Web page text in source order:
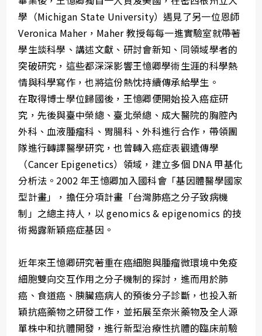
學（Michigan State University）遇見了另一位恩師
Veronica Maher，Maher 教授每每一進實驗室就帶著
學生談科學、講述文獻、研討會新知、同領域學者的
突破研究，這些都深深影響王憶卿學術生涯的科學熱
情與科學寫作，也將這份熱忱持續傳承給學生。
在取得博士學位歸國後，王憶卿便開始投入癌症研
究，先後與臺中榮總、臺北榮總、成大醫院的胸腔內
外科、血液腫瘤科、胃腸科、外科進行合作，帶領團
隊進行轉譯醫學研究，也曾轉入癌症表觀遺傳學
（Cancer Epigenetics）領域，建立多個 DNA 甲基化
分析法。2002 年王憶卿加入國科會「基因體醫學國家
型計畫」，擔任分項計畫「台灣肺癌之分子致病機
制」之總主持人，以 genomics & epigenomics 的技
術揭露新穎癌症基因。
近年來王憶卿研究著重在癌細胞與腫瘤微環境中免疫
細胞雙向交互作用之分子機制的探討，進而用於肺
癌、食道癌、胰臟癌病人的預後分子診斷，也投入新
穎抗癌藥物之研發工作，並拓展至奈米藥物及全人源
單株中和抗體開發，進行新型治療性抗體的臨床前驗